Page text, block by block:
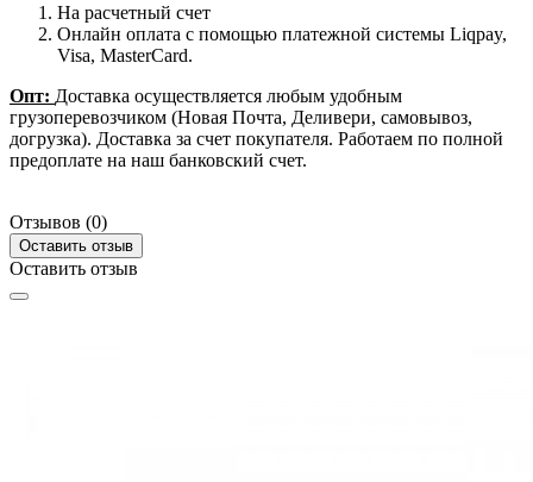
На расчетный счет
Онлайн оплата с помощью платежной системы Liqpay,
Visa, MasterCard.
Опт: Доставка осуществляется любым удобным
грузоперевозчиком (Новая Почта, Деливери, самовывоз,
догрузка). Доставка за счет покупателя. Работаем по полной
предоплате на наш банковский счет.
Отзывов (0)
Оставить отзыв
Оставить отзыв